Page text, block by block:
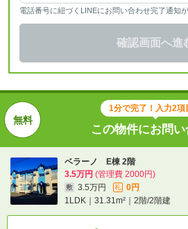
電話番号に紐づくLINEにお問い合わせ完了通知が
確認画面へ進
1分で完了！入力2項
この物件にお問
ベラーノ E棟 2階
3.5万円 (管理費 2000円)
敷 3.5万円 礼
0円
1LDK｜31.31m²｜2階/2階建